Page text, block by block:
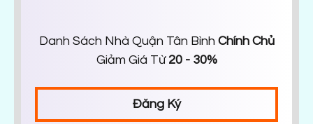
Danh Sách Nhà Quận Tân Bình Chính Chủ
Giảm Giá Từ 20 - 30%
Đăng Ký